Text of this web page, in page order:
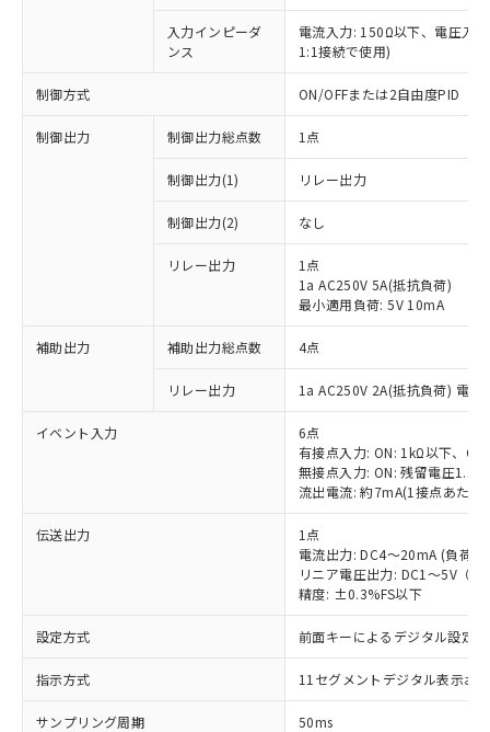
入力インピーダ
ンス
電流入力: 150Ω以下、電圧入
1:1接続で使用)
制御方式 ON/OFFまたは2自由度PID（
制御出力 制御出力総点数 1点
制御出力(1) リレー出力
制御出力(2) なし
リレー出力
1点
1a AC250V 5A(抵抗負荷)
最小適用負荷: 5V 10mA
補助出力 補助出力総点数 4点
リレー出力 1a AC250V 2A(抵抗負荷) 電
イベント入力
6点
有接点入力: ON: 1kΩ以下、
無接点入力: ON: 残留電圧1.5V
流出電流: 約7mA(1接点あたり)
伝送出力
1点
電流出力: DC4～20mA (負荷:
リニア電圧出力: DC1～5V（
精度: ±0.3%FS以下
設定方式 前面キーによるデジタル設定
指示方式 11セグメントデジタル表示お
サンプリング周期 50ms